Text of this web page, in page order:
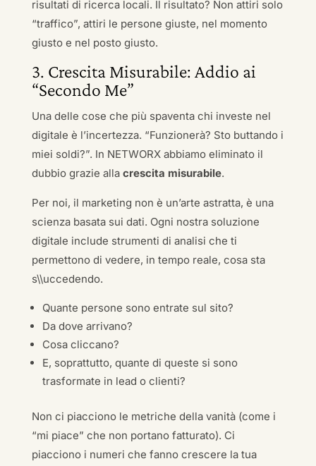
risultati di ricerca locali. Il risultato? Non attiri solo
“traffico”, attiri le persone giuste, nel momento
giusto e nel posto giusto.
3. Crescita Misurabile: Addio ai
“Secondo Me”
Una delle cose che più spaventa chi investe nel
digitale è l’incertezza. “Funzionerà? Sto buttando i
miei soldi?”. In NETWORX abbiamo eliminato il
dubbio grazie alla crescita misurabile.
Per noi, il marketing non è un’arte astratta, è una
scienza basata sui dati. Ogni nostra soluzione
digitale include strumenti di analisi che ti
permettono di vedere, in tempo reale, cosa sta
s\\uccedendo.
Quante persone sono entrate sul sito?
Da dove arrivano?
Cosa cliccano?
E, soprattutto, quante di queste si sono
trasformate in lead o clienti?
Non ci piacciono le metriche della vanità (come i
“mi piace” che non portano fatturato). Ci
piacciono i numeri che fanno crescere la tua